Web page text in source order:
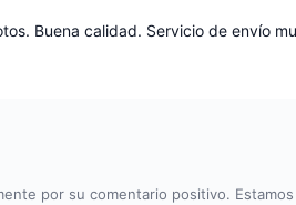
Buena calidad. Servicio de envío
por su comentario positivo.